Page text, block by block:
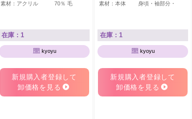
素材：アクリル 70％ 毛 30％
在庫：1
kyoyu
新規購入者登録して
卸価格を見る
素材：本体 身頃・袖部分
在庫：1
kyoyu
新規購入者登録して
卸価格を見る